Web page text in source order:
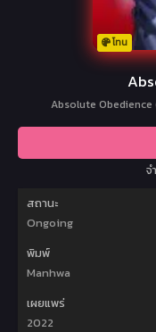
โทน
Absolute Obedience
จ
สถานะ
Ongoing
พิมพ์
Manhwa
เผยแพร่
2022